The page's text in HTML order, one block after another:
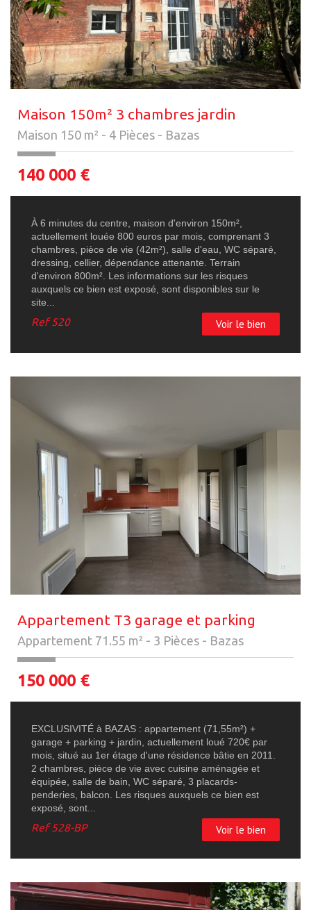
Maison 150m² 3 chambres jardin
Maison 150 m² - 4 Pièces - Bazas
140 000 €
À 6 minutes du centre, maison d'environ 150m²,
actuellement louée 800 euros par mois, comprenant 3
chambres, pièce de vie (42m²), salle d'eau, WC séparé,
dressing, cellier, dépendance attenante. Terrain
d'environ 800m². Les informations sur les risques
auxquels ce bien est exposé, sont disponibles sur le
site...
Ref520 Voir le bien
Appartement T3 garage et parking
Appartement 71.55 m² - 3 Pièces - Bazas
150 000 €
EXCLUSIVITÉ à BAZAS : appartement (71,55m²) +
garage + parking + jardin, actuellement loué 720€ par
mois, situé au 1er étage d'une résidence bâtie en 2011.
2 chambres, pièce de vie avec cuisine aménagée et
équipée, salle de bain, WC séparé, 3 placards-
penderies, balcon. Les risques auxquels ce bien est
exposé, sont...
Ref528-BP Voir le bien